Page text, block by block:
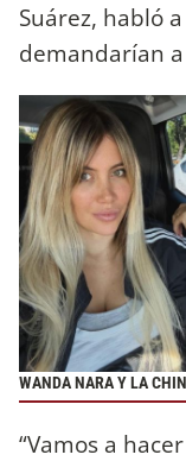
Suárez, habló
demandarían
WANDA NARA Y LA
“Vamos a